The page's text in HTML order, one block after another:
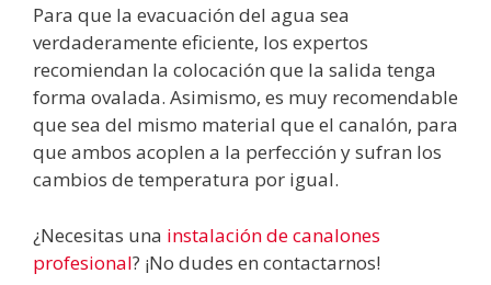
Para que la evacuación del agua sea
verdaderamente eficiente, los expertos
recomiendan la colocación que la salida tenga
forma ovalada. Asimismo, es muy recomendable
que sea del mismo material que el canalón, para
que ambos acoplen a la perfección y sufran los
cambios de temperatura por igual.
¿Necesitas una instalación de canalones
profesional? ¡No dudes en contactarnos!